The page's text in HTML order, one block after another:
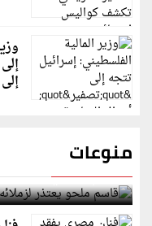
منوعات
قاسم ملحو يعتذر